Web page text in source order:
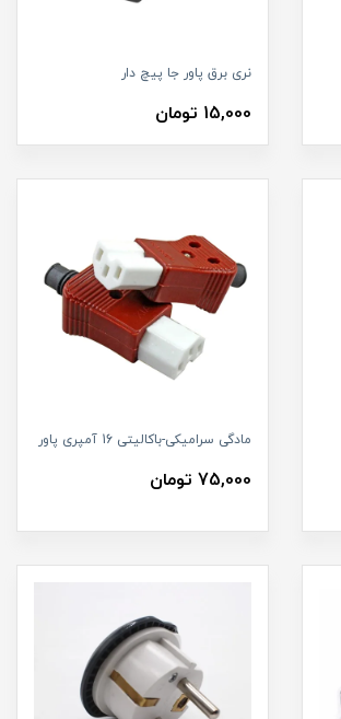
نری برق پاور جا پیچ دار
15,000 تومان
مادگی سرامیکی-باکالیتی 16 آمپری پاور
75,000 تومان